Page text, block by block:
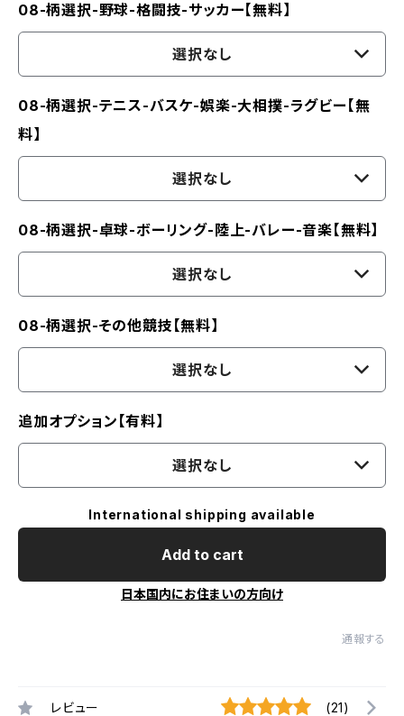
08-柄選択-野球-格闘技-サッカー【無料】
選択なし
08-柄選択-テニス-バスケ-娯楽-大相撲-ラグビー【無
料】
選択なし
08-柄選択-卓球-ボーリング-陸上-バレー-音楽【無料】
選択なし
08-柄選択-その他競技【無料】
選択なし
追加オプション【有料】
選択なし
International shipping available
Add to cart
日本国内にお住まいの方向け
通報する
レビュー (21)